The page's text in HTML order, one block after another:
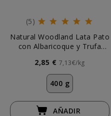
(5)
Natural Woodland Lata Pato
con Albaricoque y Trufa
2,85 € 7,13€/kg
400 g
AÑADIR